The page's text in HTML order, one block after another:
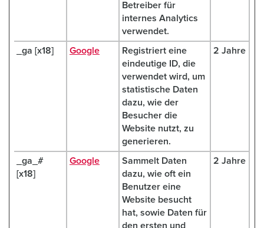
Betreiber für
internes Analytics
verwendet.
_ga [x18] Google
Registriert eine
eindeutige ID, die
verwendet wird, um
statistische Daten
dazu, wie der
Besucher die
Website nutzt, zu
generieren.
2 Jahre
_ga_#
[x18]
Google
Sammelt Daten
dazu, wie oft ein
Benutzer eine
Website besucht
hat, sowie Daten für
den ersten und
2 Jahre